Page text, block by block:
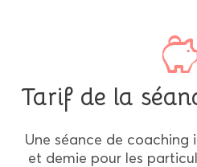
Tarif de la
Une séance de coaching
et demie pour les